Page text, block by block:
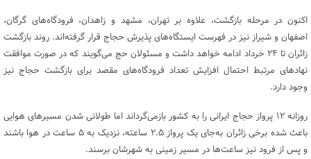
اکنون در مرحله بازگشت، علاوه بر تهران، مشهد و زاهدان، فرودگاه‌های گرگان،
اصفهان و شیراز نیز در فهرست ایستگاه‌های پذیرش حجاج قرار گرفته‌اند. روند بازگشت
زائران تا ۲۴ خرداد ادامه خواهد داشت و مسئولان حج می‌گویند که در صورت موافقت
نهادهای مرتبط احتمال افزایش تعداد فرودگاه‌های مقصد برای بازگشت حجاج نیز
وجود دارد.
روزانه ۱۲ پرواز حجاج ایرانی را به کشور بازمی‌گرداند اما طولانی شدن مسیرهای هوایی
باعث شده برخی زائران به‌جای یک پرواز ۲.۵ ساعته، نزدیک به ۵ ساعت در هوا باشند
و پس از فرود نیز ساعت‌ها در مسیر زمینی به شهرشان برسند.